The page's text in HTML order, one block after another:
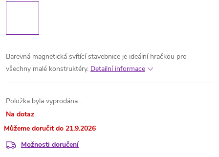
Barevná magnetická svítící stavebnice je ideální hračkou pro
všechny malé konstruktéry. Detailní informace
Položka byla vyprodána…
Na dotaz
21.9.2026
Možnosti doručení